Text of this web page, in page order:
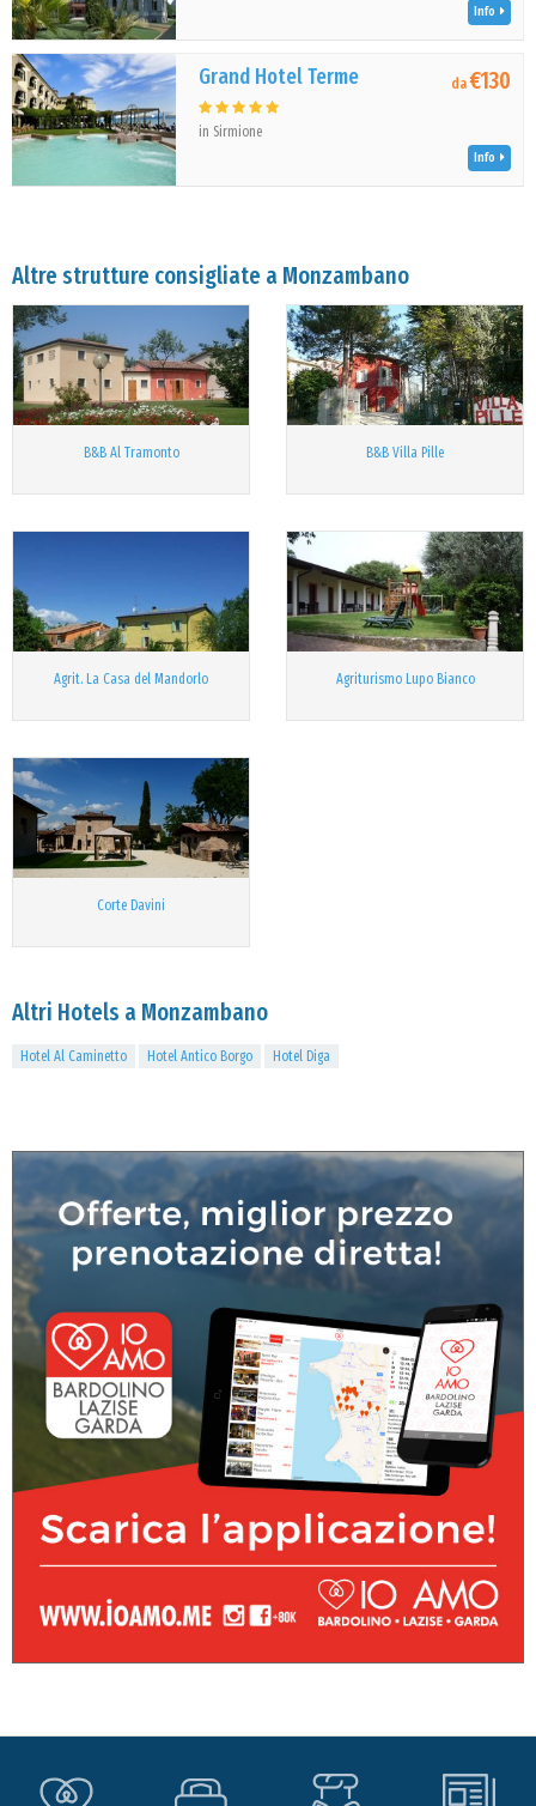
Info
Grand Hotel Terme
in Sirmione
da€130
Info
Altre strutture consigliate a Monzambano
B&B Al Tramonto B&B Villa Pille
Agrit. La Casa del Mandorlo Agriturismo Lupo Bianco
Corte Davini
Altri Hotels a Monzambano
Hotel Al Caminetto Hotel Antico Borgo Hotel Diga